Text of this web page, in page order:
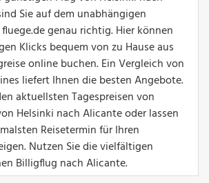
Sie auf dem unabhängigen
genau richtig. Hier können
Klicks bequem von zu Hause aus
online buchen. Ein Vergleich von
liefert Ihnen die besten Angebote.
aktuellsten Tagespreisen von
Helsinki nach Alicante oder lassen
Reisetermin für Ihren
Nutzen Sie die vielfältigen
Billigflug nach Alicante.